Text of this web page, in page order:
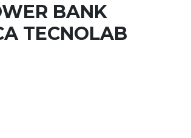
BANK
TECNOLAB